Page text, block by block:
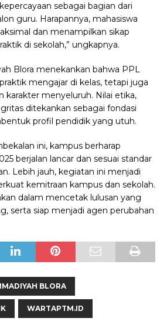
sebagai bagian dari
guru. Harapannya, mahasiswa
dan menampilkan sikap
di sekolah,” ungkapnya.
Blora menekankan bahwa PPL
mengajar di kelas, tetapi juga
karakter menyeluruh. Nilai etika,
ditekankan sebagai fondasi
profil pendidik yang utuh.
ini, kampus berharap
berjalan lancar dan sesuai standar
Lebih jauh, kegiatan ini menjadi
kemitraan kampus dan sekolah.
dalam mencetak lulusan yang
serta siap menjadi agen perubahan
BLORA
WARTAPTM.ID